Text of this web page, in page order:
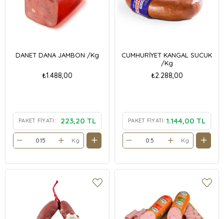
DANET DANA JAMBON /Kg
₺1.488,00
PAKET FIYATI: 223,20 TL
Kg
CUMHURİYET KANGAL SUCUK
/Kg
₺2.288,00
PAKET FIYATI:1.144,00 TL
Kg